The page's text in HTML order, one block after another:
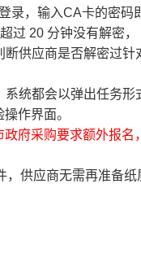
，输入CA卡的密码
过 20 分钟没有解密
应商是否解密过针
都会以弹出任务形
作界面。
府采购要求额外报
，供应商无需再准备